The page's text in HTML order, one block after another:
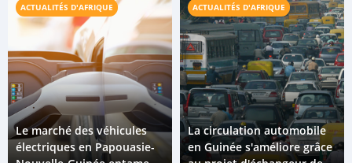
ACTUALITÉS D'AFRIQUE
Le marché des véhicules
électriques en Papouasie-
ACTUALITÉS D'AFRIQUE
La circulation automobile
en Guinée s'améliore grâce